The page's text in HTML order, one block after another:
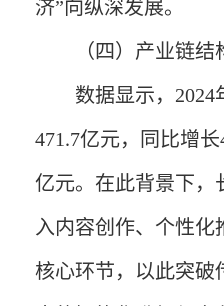
济”向纵深发展。
（四）产业链
数据显示，
471.7亿元，同比增
亿元。在此背景下
入内容创作、个性
核心环节，以此突破